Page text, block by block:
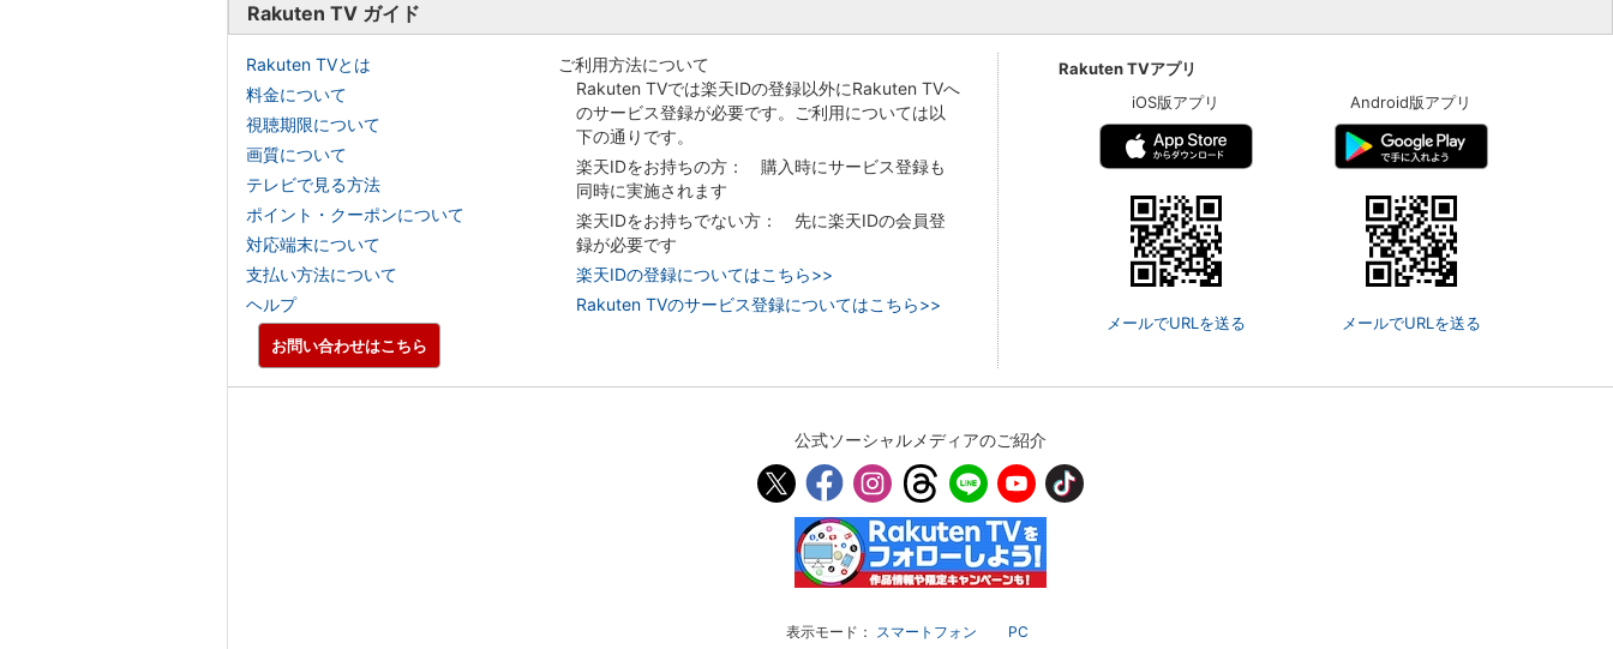
Rakuten TV ガイド
Rakuten TVとは
料金について
視聴期限について
画質について
テレビで見る方法
ポイント・クーポンについて
対応端末について
支払い方法について
ヘルプ
ご利用方法について
Rakuten TVでは楽天IDの登録以外にRakuten TVへ
のサービス登録が必要です。ご利用については以
下の通りです。
楽天IDをお持ちの方： 購入時にサービス登録も
同時に実施されます
楽天IDをお持ちでない方： 先に楽天IDの会員登
録が必要です
楽天IDの登録についてはこちら>>
Rakuten TVのサービス登録についてはこちら>>
Rakuten TVアプリ
iOS版アプリ
メールでURLを送る
Android版アプリ
メールでURLを送る
お問い合わせはこちら
公式ソーシャルメディアのご紹介
表示モード： スマートフォン PC